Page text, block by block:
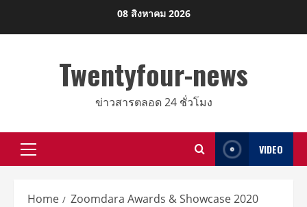
08 สิงหาคม 2026
Twentyfour-news
ข่าวสารตลอด 24 ชั่วโมง
Primary
VIDEO
Home Zoomdara Awards & Showcase 2020